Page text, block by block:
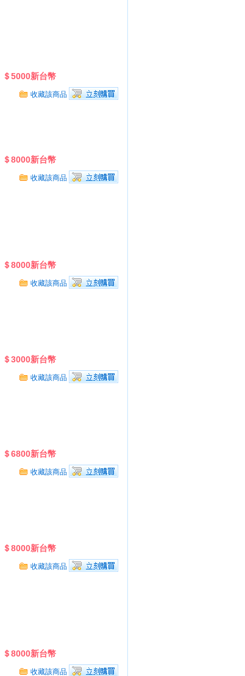
＄5000新台幣
收藏該商品
＄8000新台幣
收藏該商品
＄8000新台幣
收藏該商品
＄3000新台幣
收藏該商品
＄6800新台幣
收藏該商品
＄8000新台幣
收藏該商品
＄8000新台幣
收藏該商品